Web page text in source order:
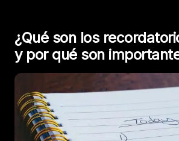
¿Qué son los
y por qué son